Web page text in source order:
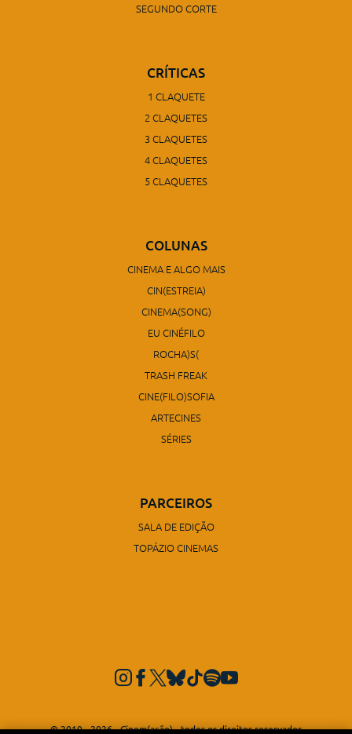
SEGUNDO CORTE
CRÍTICAS
1 CLAQUETE
2 CLAQUETES
3 CLAQUETES
4 CLAQUETES
5 CLAQUETES
COLUNAS
CINEMA E ALGO MAIS
CIN(ESTREIA)
CINEMA(SONG)
EU CINÉFILO
ROCHA)S(
TRASH FREAK
CINE(FILO)SOFIA
ARTECINES
SÉRIES
PARCEIROS
SALA DE EDIÇÃO
TOPÁZIO CINEMAS
© 2010 - 2026 - Cinem(ação) - todos os direitos reservados